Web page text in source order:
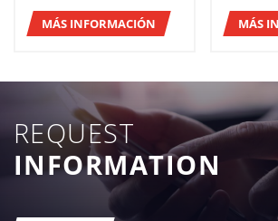
MÁS INFORMACIÓN MÁS
REQUEST
INFORMATION